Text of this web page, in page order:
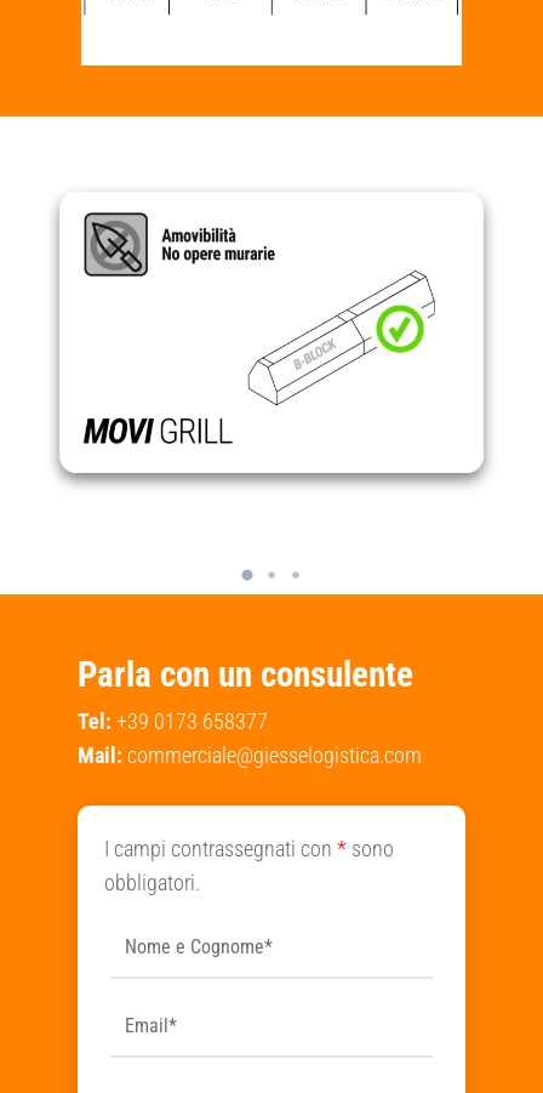
Parla con un consulente
Tel: +39 0173 658377
Mail: commerciale@giesselogistica.com
I campi contrassegnati con* sono
obbligatori.